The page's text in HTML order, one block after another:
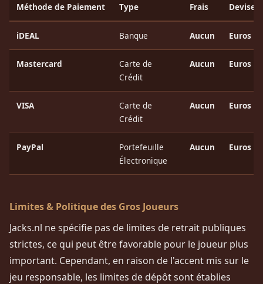
Méthode de Paiement Type Frais Devise
iDEAL Banque Aucun Euros
Mastercard
Carte de
Crédit
Aucun Euros
VISA
Carte de
Crédit
Aucun Euros
PayPal
Portefeuille
Électronique
Aucun Euros
Limites & Politique des Gros Joueurs
Jacks.nl ne spécifie pas de limites de retrait publiques
strictes, ce qui peut être favorable pour le joueur plus
important. Cependant, en raison de l'accent mis sur le
jeu responsable, les limites de dépôt sont établies